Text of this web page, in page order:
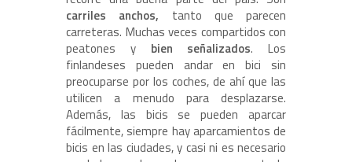
carriles anchos, tanto que parecen
carreteras. Muchas veces compartidos con
peatones y bien señalizados. Los
finlandeses pueden andar en bici sin
preocuparse por los coches, de ahí que las
utilicen a menudo para desplazarse.
Además, las bicis se pueden aparcar
fácilmente, siempre hay aparcamientos de
bicis en las ciudades, y casi ni es necesario